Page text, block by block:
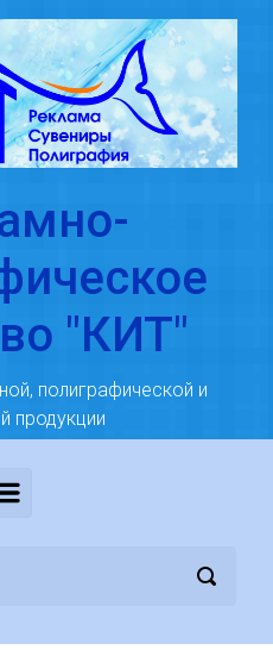
"КИТ"
полиграфической и
продукции